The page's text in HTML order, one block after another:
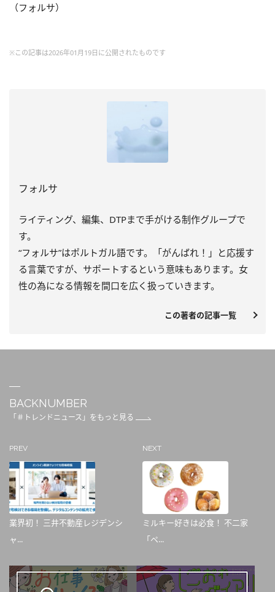
（フォルサ）
※この記事は2026年01月19日に公開されたものです
フォルサ
ライティング、編集、DTPまで手がける制作グループで
す。
“フォルサ”はポルトガル語です。「がんばれ！」と応援す
る言葉ですが、サポートするという意味もあります。女
性の為になる情報を間口を広く扱っていきます。
この著者の記事一覧
BACKNUMBER
「＃トレンドニュース」をもっと見る
PREV
業界初！ 三井不動産レジデンシ
ャ...
NEXT
ミルキー好きは必食！ 不二家
「ペ...